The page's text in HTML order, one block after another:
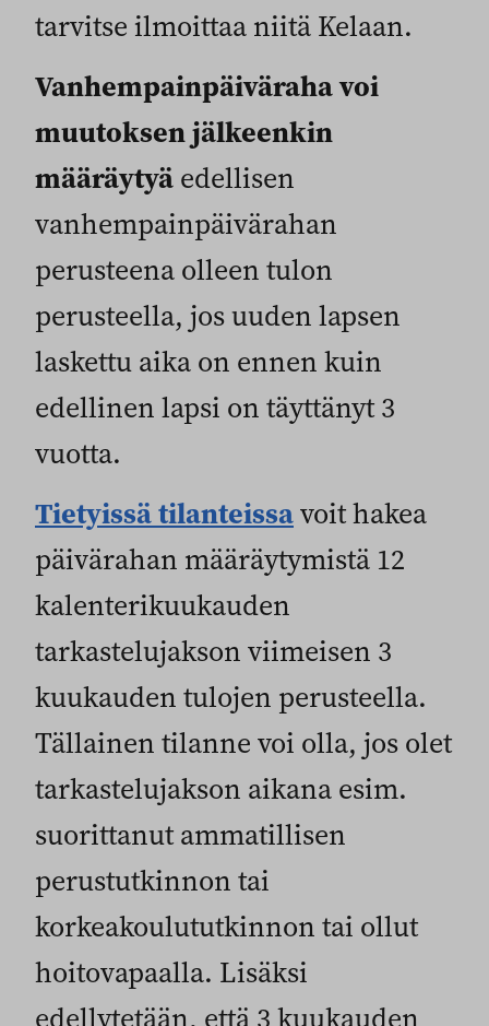
tarvitse ilmoittaa niitä Kelaan.
Vanhempainpäiväraha voi
muutoksen jälkeenkin
määräytyä edellisen
vanhempainpäivärahan
perusteena olleen tulon
perusteella, jos uuden lapsen
laskettu aika on ennen kuin
edellinen lapsi on täyttänyt 3
vuotta.
Tietyissä tilanteissavoit hakea
päivärahan määräytymistä 12
kalenterikuukauden
tarkastelujakson viimeisen 3
kuukauden tulojen perusteella.
Tällainen tilanne voi olla, jos olet
tarkastelujakson aikana esim.
suorittanut ammatillisen
perustutkinnon tai
korkeakoulututkinnon tai ollut
hoitovapaalla. Lisäksi
edellytetään, että 3 kuukauden